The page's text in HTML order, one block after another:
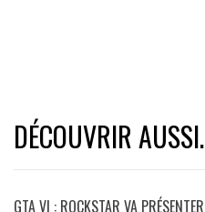
DÉCOUVRIR
GTA VI : ROCKSTAR VA